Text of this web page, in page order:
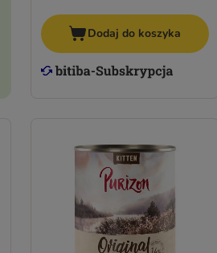
Dodaj do koszyka